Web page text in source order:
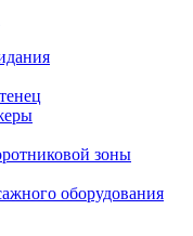
зоны
оборудования